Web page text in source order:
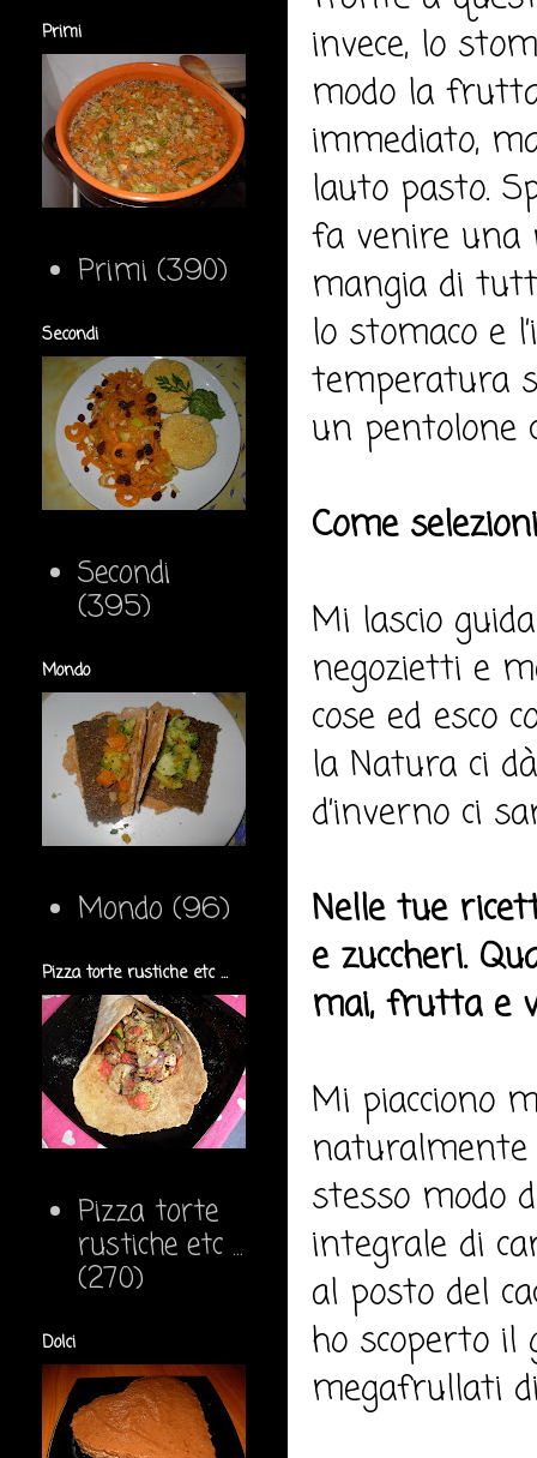
invece, lo
modo la
immediato,
lauto pasto.
fa venire una
mangia di
lo stomaco e
temperatura
un pentolone
Come
Mi lascio
negozietti e
cose ed esco
la Natura ci
d’inverno ci
Nelle tue
e zuccheri.
mai, frutta e
Mi piacciono
naturalmente
stesso modo
integrale di
al posto del
ho scoperto il
megafrullati
Primi
Primi (390)
Secondi
Secondi
(395)
Mondo
Mondo (96)
Pizza torte rustiche etc ...
Pizza torte
rustiche etc ...
(270)
Dolci